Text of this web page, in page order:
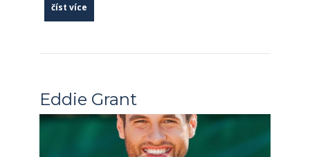
číst více
Eddie Grant